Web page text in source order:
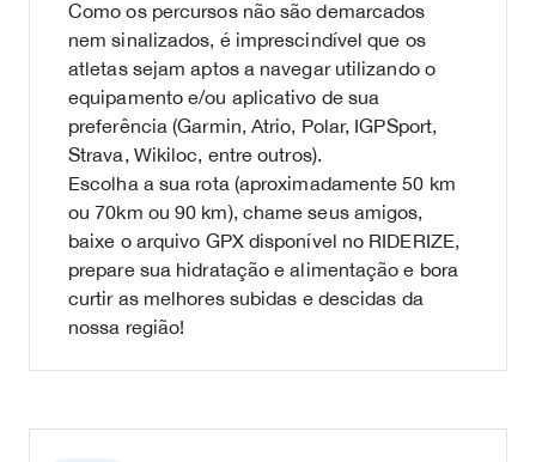
Como os percursos não são demarcados
nem sinalizados, é imprescindível que os
atletas sejam aptos a navegar utilizando o
equipamento e/ou aplicativo de sua
preferência (Garmin, Atrio, Polar, IGPSport,
Strava, Wikiloc, entre outros).
Escolha a sua rota (aproximadamente 50 km
ou 70km ou 90 km), chame seus amigos,
baixe o arquivo GPX disponível no RIDERIZE,
prepare sua hidratação e alimentação e bora
curtir as melhores subidas e descidas da
nossa região!